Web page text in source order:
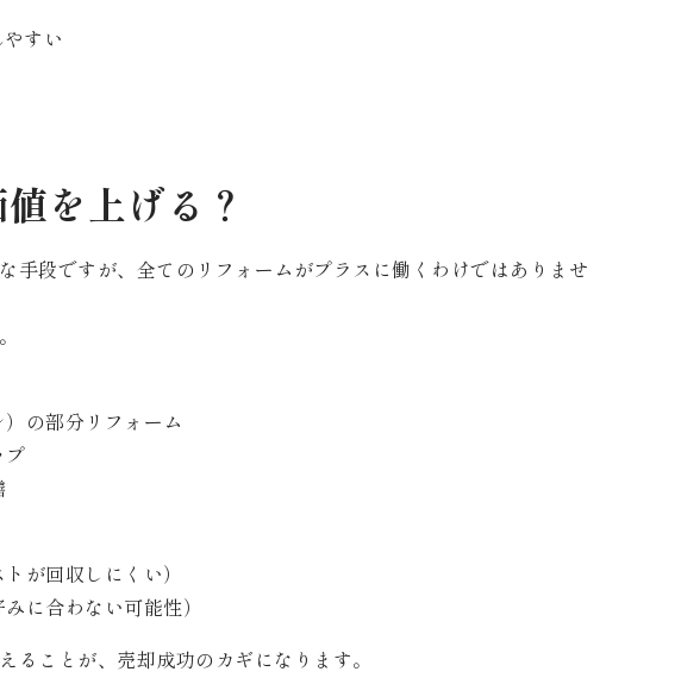
すい
を上げる？
手段ですが、全てのリフォームがプラスに働くわけではありませ
の部分リフォーム
プ
が回収しにくい）
に合わない可能性）
ることが、売却成功のカギになります。